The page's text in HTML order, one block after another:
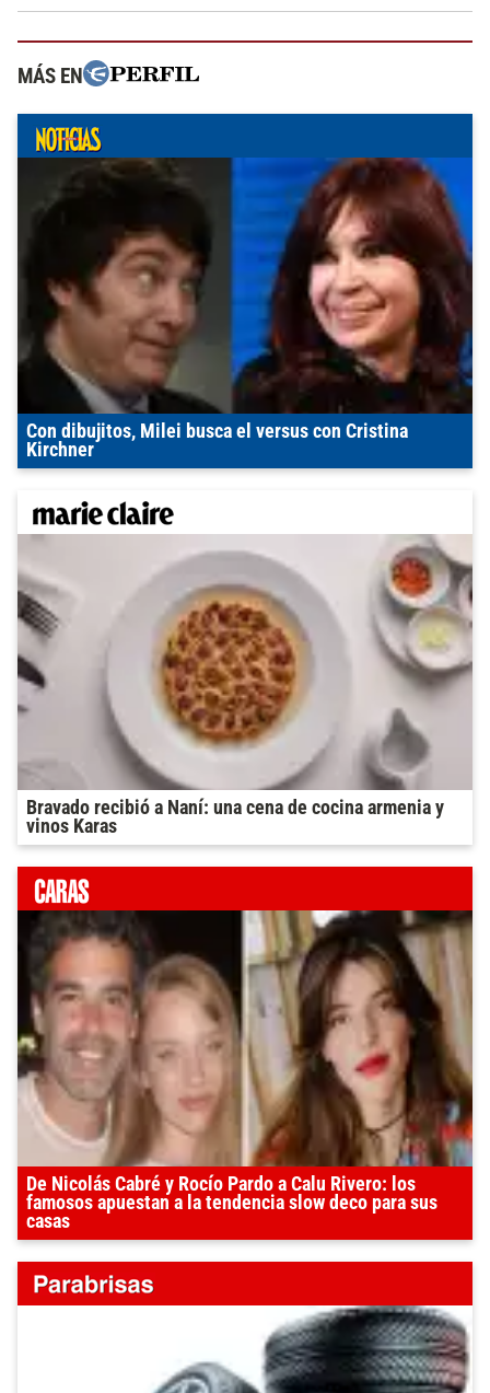
MÁS EN
Con dibujitos, Milei busca el versus con Cristina
Kirchner
Bravado recibió a Naní: una cena de cocina armenia y
vinos Karas
De Nicolás Cabré y Rocío Pardo a Calu Rivero: los
famosos apuestan a la tendencia slow deco para sus
casas